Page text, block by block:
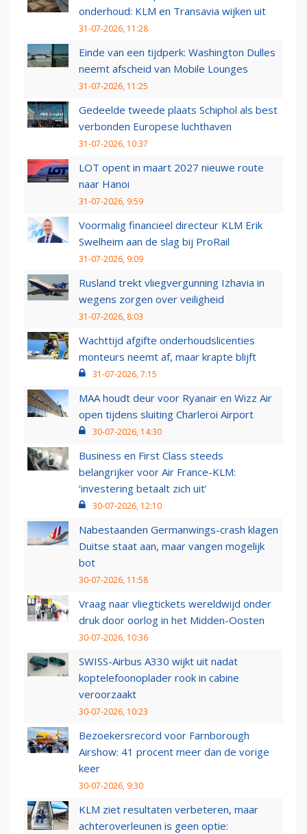
onderhoud: KLM en Transavia wijken uit
31-07-2026, 11:28
Einde van een tijdperk: Washington Dulles
neemt afscheid van Mobile Lounges
31-07-2026, 11:25
Gedeelde tweede plaats Schiphol als best
verbonden Europese luchthaven
31-07-2026, 10:37
LOT opent in maart 2027 nieuwe route
naar Hanoi
31-07-2026, 9:59
Voormalig financieel directeur KLM Erik
Swelheim aan de slag bij ProRail
31-07-2026, 9:09
Rusland trekt vliegvergunning Izhavia in
wegens zorgen over veiligheid
31-07-2026, 8:03
Wachttijd afgifte onderhoudslicenties
monteurs neemt af, maar krapte blijft
31-07-2026, 7:15
MAA houdt deur voor Ryanair en Wizz Air
open tijdens sluiting Charleroi Airport
30-07-2026, 14:30
Business en First Class steeds
belangrijker voor Air France-KLM:
‘investering betaalt zich uit’
30-07-2026, 12:10
Nabestaanden Germanwings-crash klagen
Duitse staat aan, maar vangen mogelijk
bot
30-07-2026, 11:58
Vraag naar vliegtickets wereldwijd onder
druk door oorlog in het Midden-Oosten
30-07-2026, 10:36
SWISS-Airbus A330 wijkt uit nadat
koptelefoonoplader rook in cabine
veroorzaakt
30-07-2026, 10:23
Bezoekersrecord voor Farnborough
Airshow: 41 procent meer dan de vorige
keer
30-07-2026, 9:30
KLM ziet resultaten verbeteren, maar
achteroverleunen is geen optie: